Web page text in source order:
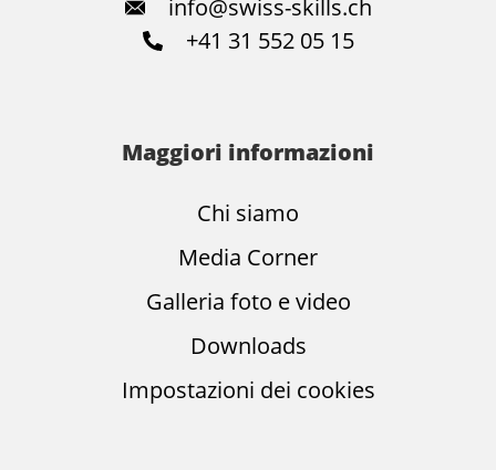
info@swiss-skills.ch
+41 31 552 05 15
Maggiori informazioni
Chi siamo
Media Corner
Galleria foto e video
Downloads
Impostazioni dei cookies